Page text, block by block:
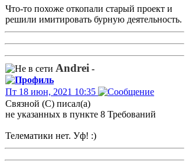
Что-то похоже откопали старый проект и
решили имитировать бурную деятельность.
Andrei -
Пт 18 июн, 2021 10:35
Связной (С) писал(а)
не указанных в пункте 8 Требований
Телематики нет. Уф! :)